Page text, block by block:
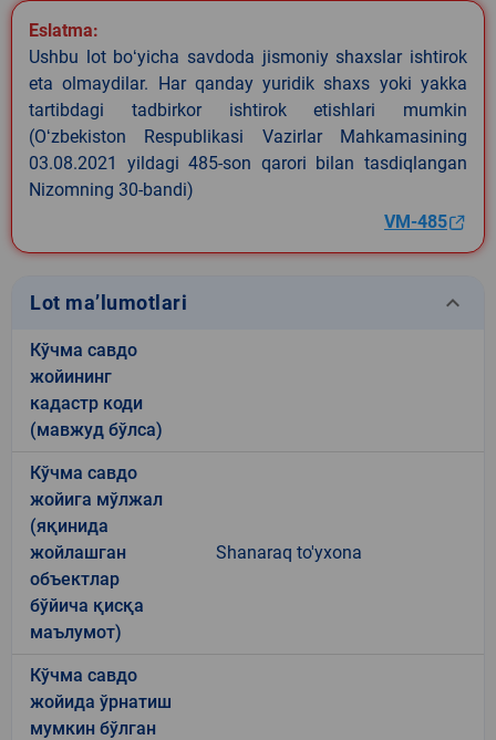
Eslatma:
Ushbu lot boʻyicha savdoda jismoniy shaxslar ishtirok
eta olmaydilar. Har qanday yuridik shaxs yoki yakka
tartibdagi tadbirkor ishtirok etishlari mumkin
(Oʻzbekiston Respublikasi Vazirlar Mahkamasining
03.08.2021 yildagi 485-son qarori bilan tasdiqlangan
Nizomning 30-bandi)
VM-485
Lot ma’lumotlari keyboard_arrow_down
Кўчма савдо
жойининг
кадастр коди
(мавжуд бўлса)
Кўчма савдо
жойига мўлжал
(яқинида
жойлашган
объектлар
бўйича қисқа
маълумот)
Shanaraq to'yxona
Кўчма савдо
жойида ўрнатиш
мумкин бўлган